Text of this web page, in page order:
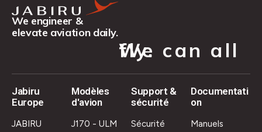
We engineer &
elevate aviation daily.
We can all fly.
Jabiru
Europe
JABIRU
Modèles
d'avion
J170 - ULM
Support &
sécurité
Sécurité
Documentati
on
Manuels